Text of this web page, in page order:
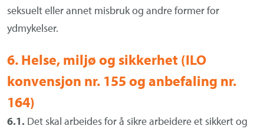
seksuelt eller annet misbruk og andre former for
ydmykelser.
6. Helse, miljø og sikkerhet (ILO
konvensjon nr. 155 og anbefaling nr.
164)
6.1. Det skal arbeides for å sikre arbeidere et sikkert og